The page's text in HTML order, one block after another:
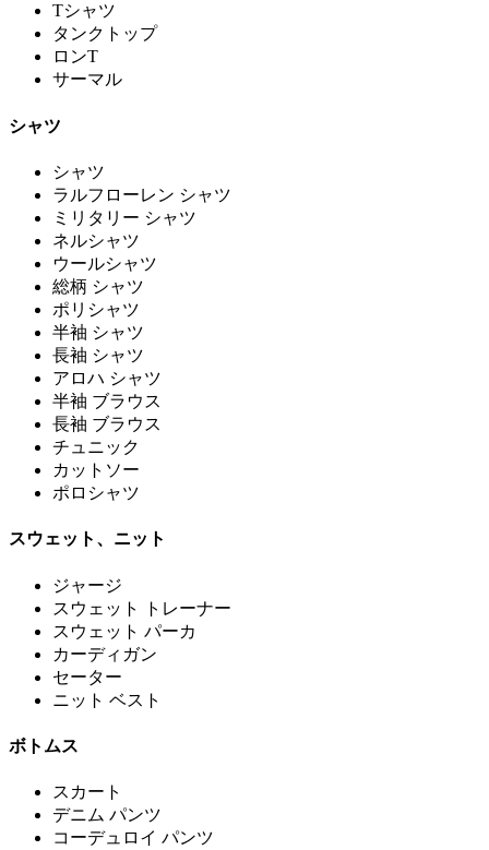
Tシャツ
タンクトップ
ロンT
サーマル
シャツ
シャツ
ラルフローレン シャツ
ミリタリー シャツ
ネルシャツ
ウールシャツ
総柄 シャツ
ポリシャツ
半袖 シャツ
長袖 シャツ
アロハ シャツ
半袖 ブラウス
長袖 ブラウス
チュニック
カットソー
ポロシャツ
スウェット、ニット
ジャージ
スウェット トレーナー
スウェット パーカ
カーディガン
セーター
ニット ベスト
ボトムス
スカート
デニム パンツ
コーデュロイ パンツ